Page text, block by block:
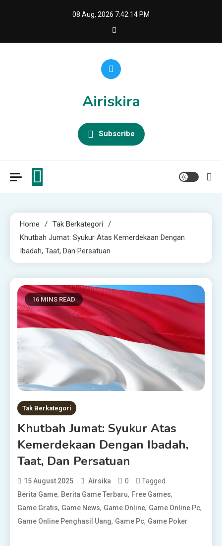
08 Aug, 2026 7:42:15 PM
Airiskira
Subscribe
Home
Tak Berkategori
Khutbah Jumat: Syukur Atas Kemerdekaan Dengan
Ibadah, Taat, Dan Persatuan
16 MINS READ
Tak Berkategori
Khutbah Jumat: Syukur Atas
Kemerdekaan Dengan Ibadah,
Taat, Dan Persatuan
15 August 2025 Airsika 0 Tagged
Berita Game, Berita Game Terbaru, Free Games,
Game Gratis, Game News, Game Online, Game Online Pc,
Game Online Penghasil Uang, Game Pc, Game Poker